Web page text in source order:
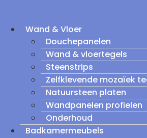
Wand & Vloer
Douchepanelen
Wand & vloertegels
Steenstrips
Zelfklevende mozaïek
Natuursteen platen
Wandpanelen profielen
Onderhoud
Badkamermeubels